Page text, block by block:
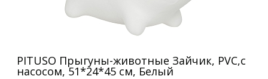
PITUSO Прыгуны-животные Зайчик, PVC,с
насосом, 51*24*45 см, Белый